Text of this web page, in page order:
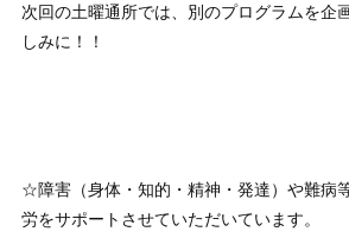
次回の土曜通所では、別のプログラムを企
しみに！！
☆障害（身体・知的・精神・発達）や難病
労をサポートさせていただいています。